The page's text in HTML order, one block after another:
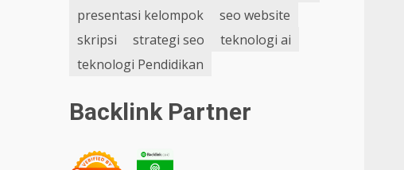
presentasi kelompok
seo website
skripsi
strategi seo
teknologi ai
teknologi Pendidikan
Backlink Partner